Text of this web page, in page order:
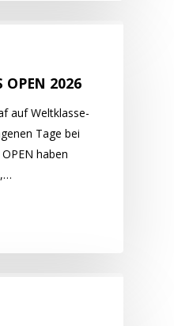
OPEN 2026
auf Weltklasse-
Tage bei
haben